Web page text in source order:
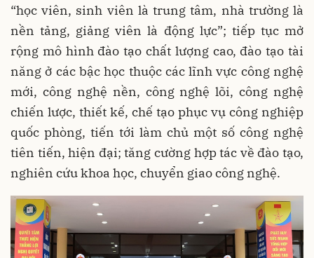
“học viên, sinh viên là trung tâm, nhà trường là
nền tảng, giảng viên là động lực”; tiếp tục mở
rộng mô hình đào tạo chất lượng cao, đào tạo tài
năng ở các bậc học thuộc các lĩnh vực công nghệ
mới, công nghệ nền, công nghệ lõi, công nghệ
chiến lược, thiết kế, chế tạo phục vụ công nghiệp
quốc phòng, tiến tới làm chủ một số công nghệ
tiên tiến, hiện đại; tăng cường hợp tác về đào tạo,
nghiên cứu khoa học, chuyển giao công nghệ.